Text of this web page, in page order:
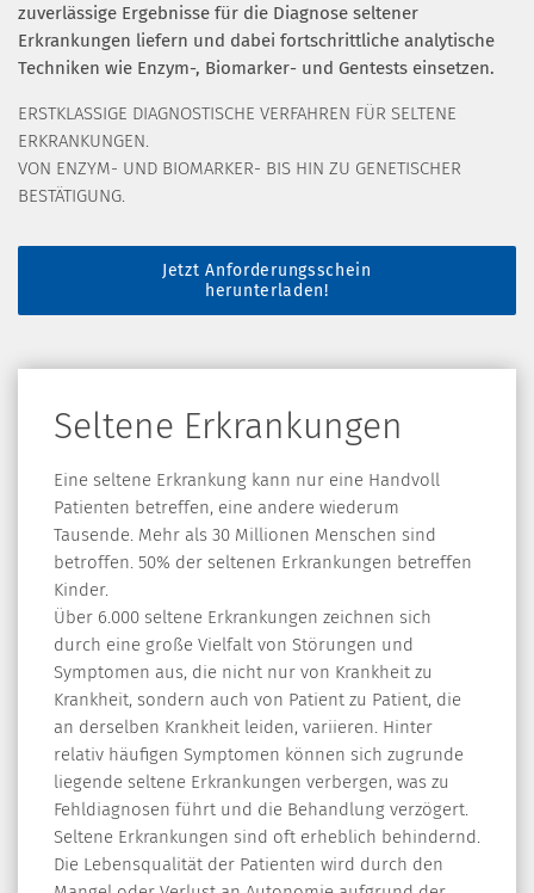
zuverlässige Ergebnisse für die Diagnose seltener
Erkrankungen liefern und dabei fortschrittliche analytische
Techniken wie Enzym-, Biomarker- und Gentests einsetzen.
ERSTKLASSIGE DIAGNOSTISCHE VERFAHREN FÜR SELTENE
ERKRANKUNGEN.
VON ENZYM- UND BIOMARKER- BIS HIN ZU GENETISCHER
BESTÄTIGUNG.
Jetzt Anforderungsschein
herunterladen!
Seltene Erkrankungen
Eine seltene Erkrankung kann nur eine Handvoll
Patienten betreffen, eine andere wiederum
Tausende. Mehr als 30 Millionen Menschen sind
betroffen. 50% der seltenen Erkrankungen betreffen
Kinder.
Über 6.000 seltene Erkrankungen zeichnen sich
durch eine große Vielfalt von Störungen und
Symptomen aus, die nicht nur von Krankheit zu
Krankheit, sondern auch von Patient zu Patient, die
an derselben Krankheit leiden, variieren. Hinter
relativ häufigen Symptomen können sich zugrunde
liegende seltene Erkrankungen verbergen, was zu
Fehldiagnosen führt und die Behandlung verzögert.
Seltene Erkrankungen sind oft erheblich behindernd.
Die Lebensqualität der Patienten wird durch den